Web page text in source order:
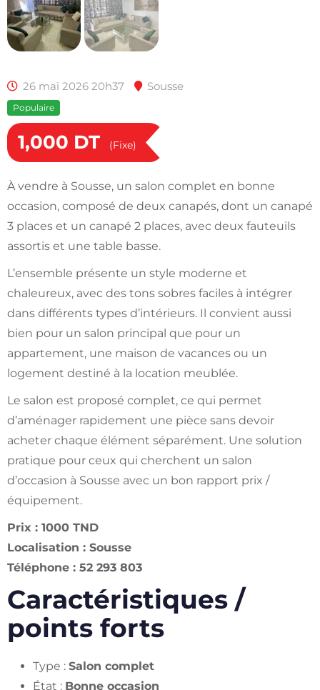
26 mai 2026 20h37 Sousse
Populaire
1,000 DT (Fixe)
À vendre à Sousse, un salon complet en bonne
occasion, composé de deux canapés, dont un canapé
3 places et un canapé 2 places, avec deux fauteuils
assortis et une table basse.
L’ensemble présente un style moderne et
chaleureux, avec des tons sobres faciles à intégrer
dans différents types d’intérieurs. Il convient aussi
bien pour un salon principal que pour un
appartement, une maison de vacances ou un
logement destiné à la location meublée.
Le salon est proposé complet, ce qui permet
d’aménager rapidement une pièce sans devoir
acheter chaque élément séparément. Une solution
pratique pour ceux qui cherchent un salon
d’occasion à Sousse avec un bon rapport prix /
équipement.
Prix : 1000 TND
Localisation : Sousse
Téléphone : 52 293 803
Caractéristiques /
points forts
Type : Salon complet
État : Bonne occasion